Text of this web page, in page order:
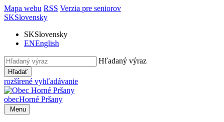
Mapa webu RSS Verzia pre seniorov
SKSlovensky
SKSlovensky
ENEnglish
Hľadaný výraz
Hľadať
rozšírené vyhľadávanie
obecHorné Pršany
Menu